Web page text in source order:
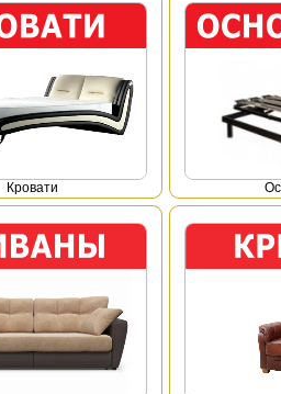
Кровати